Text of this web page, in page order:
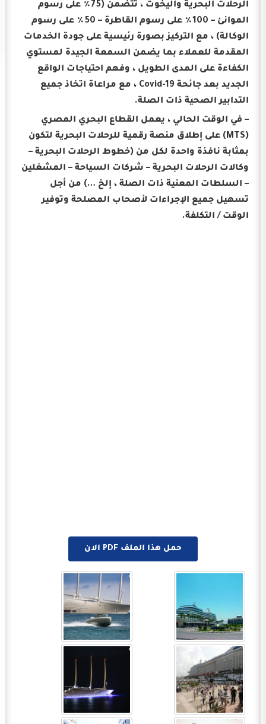
الرحلات البحرية واليخوت ، تتضمن (75٪ على رسوم
الموانئ – 100٪ على رسوم القاطرة – 50٪ على رسوم
الوكالة) ، مع التركيز بصورة رئيسية على جودة الخدمات
المقدمة للعملاء بما يضمن السمعة الجيدة لمستوي
الكفاءة على المدى الطويل ، وفهم احتياجات الواقع
الجديد بعد جائحة Covid-19 ، مع مراعاة اتخاذ جميع
التدابير الصحية ذات الصلة.
– في الوقت الحالي ، يعمل القطاع البحري المصري
(MTS) على إطلاق منصة رقمية للرحلات البحرية لتكون
بمثابة نافذة واحدة لكل من (خطوط الرحلات البحرية –
وكالات الرحلات البحرية – شركات السياحة – المشغلين
– السلطات المعنية ذات الصلة ، إلخ …) من أجل
تسهيل جميع الإجراءات لأصحاب المصلحة وتوفير
الوقت / التكلفة.
حمل هذا الملف PDF الان